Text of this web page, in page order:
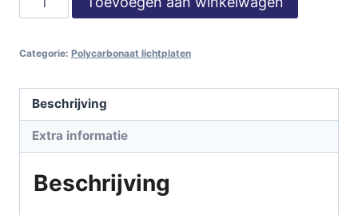
Dak
1000
Polycarbonaat
Categorie: Polycarbonaat lichtplaten
Beschrijving
Extra informatie
Beschrijving